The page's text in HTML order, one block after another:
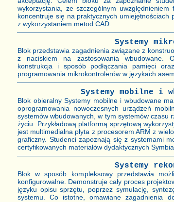
wykorzystania, ze szczególnym
koncentruje się na praktycznych umiejętnościach
z wykorzystaniem metod CAD.
Systemy
Blok przedstawia zagadnienia związane z
z naciskiem na zastosowania wbudowane.
konstrukcja i sposób podłączania pamięci
programowania mikrokontrolerów w językach
Systemy mobilne i
Blok obieralny Systemy mobilne i wbudowane
oprogramowania nowoczesnych urządzeń
systemów wbudowanych, w tym systemów czasu
życiu. Przykładową platformą sprzętową
jest multimedialna płyta z procesorem ARM z
graficzny. Studenci zapoznają się z systemami
certyfikowanych materiałów dydaktycznych
Systemy
Blok w sposób kompleksowy przedstawia
konfigurowalne. Demonstruje cały proces
języku opisu sprzętu, poprzez symulację,
systemu. Co istotne, omawiane zagadnienia